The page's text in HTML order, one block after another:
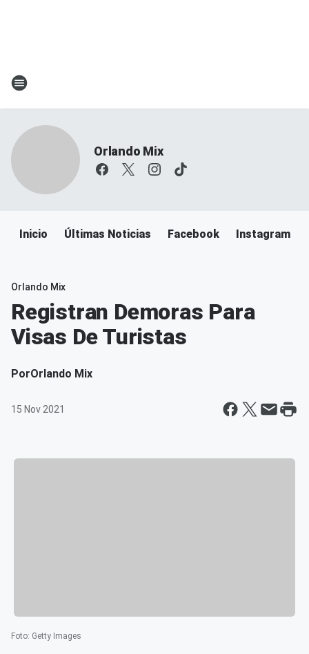
Orlando Mix
Inicio Últimas Noticias Facebook Instagram
Orlando Mix
Registran Demoras Para
Visas De Turistas
PorOrlando Mix
15 Nov 2021
Foto: Getty Images